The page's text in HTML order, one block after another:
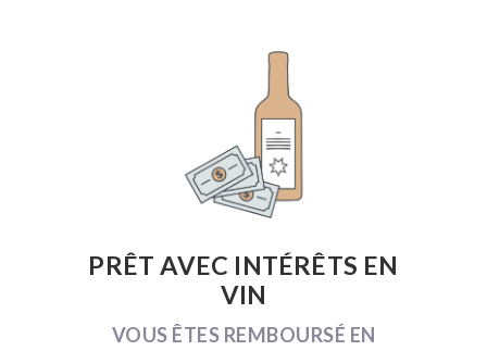
PRÊT AVEC INTÉRÊTS EN
VIN
VOUS ÊTES REMBOURSÉ EN